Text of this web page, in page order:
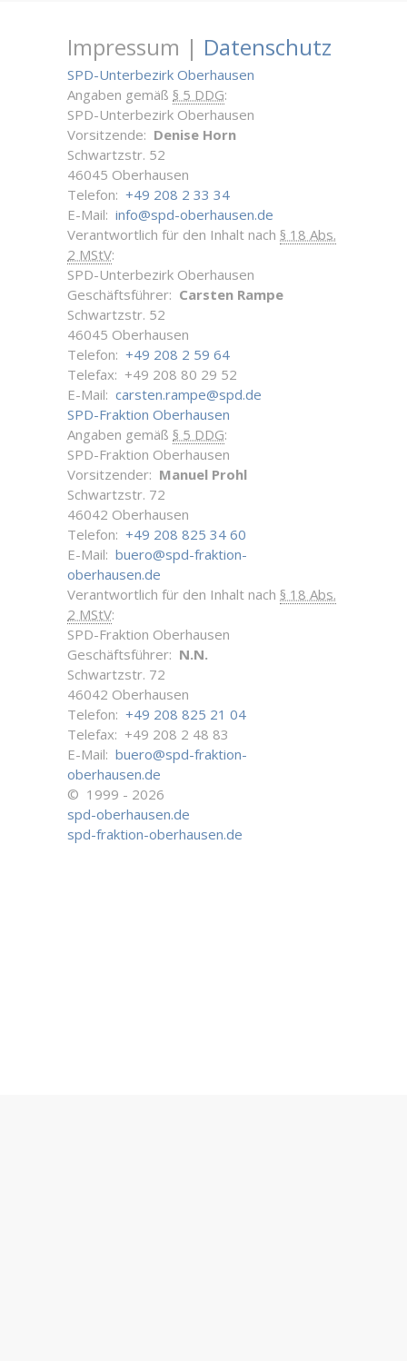
Impressum | Datenschutz
SPD-Unterbezirk Oberhausen
Angaben gemäß § 5 DDG:
SPD-Unterbezirk Oberhausen
Vorsitzende: Denise Horn
Schwartzstr. 52
46045 Oberhausen
Telefon: +49 208 2 33 34
E-Mail: info@spd-oberhausen.de
Verantwortlich für den Inhalt nach § 18 Abs.
2 MStV:
SPD-Unterbezirk Oberhausen
Geschäftsführer: Carsten Rampe
Schwartzstr. 52
46045 Oberhausen
Telefon: +49 208 2 59 64
Telefax: +49 208 80 29 52
E-Mail: carsten.rampe@spd.de
SPD-Fraktion Oberhausen
Angaben gemäß § 5 DDG:
SPD-Fraktion Oberhausen
Vorsitzender: Manuel Prohl
Schwartzstr. 72
46042 Oberhausen
Telefon: +49 208 825 34 60
E-Mail: buero@spd-fraktion-
oberhausen.de
Verantwortlich für den Inhalt nach § 18 Abs.
2 MStV:
SPD-Fraktion Oberhausen
Geschäftsführer: N.N.
Schwartzstr. 72
46042 Oberhausen
Telefon: +49 208 825 21 04
Telefax: +49 208 2 48 83
E-Mail: buero@spd-fraktion-
oberhausen.de
© 1999 - 2026
spd-oberhausen.de
spd-fraktion-oberhausen.de